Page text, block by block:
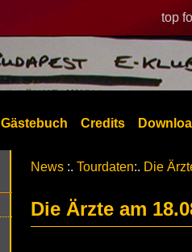
top
Gästebuch Credits
News :. Tourdaten:. Die
Die Ärzte am